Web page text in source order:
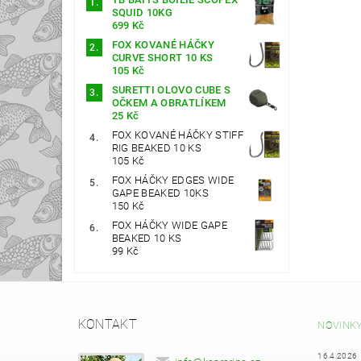
SQUID 10KG
699 Kč
FOX KOVANÉ HÁČKY
CURVE SHORT 10 KS
105 Kč
SURETTI OLOVO CUBE S
OČKEM A OBRATLÍKEM
25 Kč
FOX KOVANÉ HÁČKY STIFF
RIG BEAKED 10 KS
105 Kč
FOX HÁČKY EDGES WIDE
GAPE BEAKED 10KS
150 Kč
FOX HÁČKY WIDE GAPE
BEAKED 10 KS
99 Kč
KONTAKT
16.4.2026